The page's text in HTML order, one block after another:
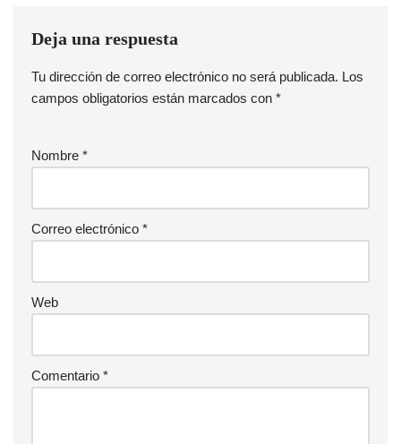
Deja una respuesta
Tu dirección de correo electrónico no será publicada. Los
campos obligatorios están marcados con *
Nombre *
Correo electrónico *
Web
Comentario *
A
lt
n
ti
v